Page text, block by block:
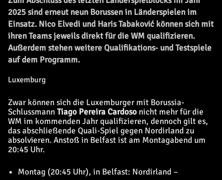
2025 sind erneut neun Borussen in Länderspielen im
Einsatz. Nico Elvedi und Haris Tabaković können sich mit
ihren Teams jeweils direkt für die WM qualifizieren.
Außerdem stehen weitere Qualifikations- und Testspiele
auf dem Programm.
Luxemburg
Zwar können sich die Luxemburger mit Borussia-
SchlussmannTiago Pereira Cardoso nicht mehr für die
WM im kommenden Jahr qualifizieren, dennoch gilt es,
das abschließende Quali-Spiel gegen Nordirland zu
absolvieren. Anstoß in Belfast ist am Montagabend um
20:45 Uhr.
Montag (20:45 Uhr), in Belfast: Nordirland –